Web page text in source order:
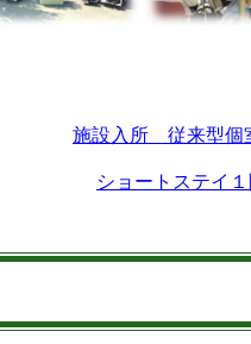
施設入所 従来型個
料 ショートステイ